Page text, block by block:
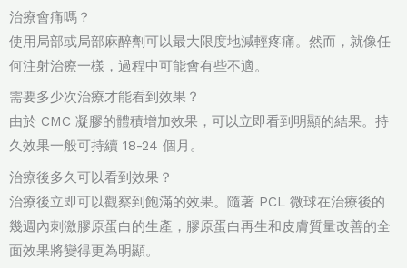
治療會痛嗎？
使用局部或局部麻醉劑可以最大限度地減輕疼痛。然而，就像任
何注射治療一樣，過程中可能會有些不適。
需要多少次治療才能看到效果？
由於 CMC 凝膠的體積增加效果，可以立即看到明顯的結果。持
久效果一般可持續 18-24 個月。
治療後多久可以看到效果？
治療後立即可以觀察到飽滿的效果。隨著 PCL 微球在治療後的
幾週內刺激膠原蛋白的生產，膠原蛋白再生和皮膚質量改善的全
面效果將變得更為明顯。